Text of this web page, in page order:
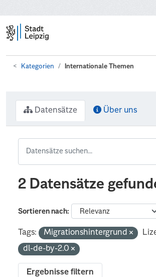
Kategorien Internationale Themen
Datensätze Über uns
2 Datensätze
Sortieren nach
Tags: Migrationshintergrund
dl-de-by-2.0
Ergebnisse filtern